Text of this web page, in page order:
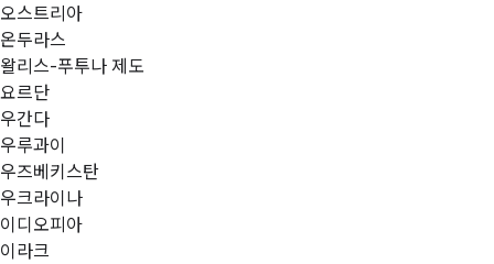
오스트리아
온두라스
왈리스-푸투나 제도
요르단
우간다
우루과이
우즈베키스탄
우크라이나
이디오피아
이라크